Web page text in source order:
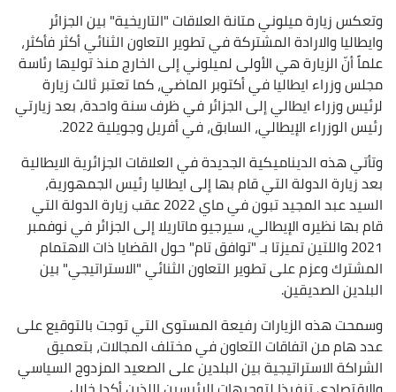
وتعكس زيارة ميلوني متانة العلاقات "التاريخية" بين الجزائر
وايطاليا والارادة المشتركة في تطوير التعاون الثنائي أكثر فأكثر،
علماً أنّ الزيارة هي الأولى لميلوني إلى الخارج منذ توليها رئاسة
مجلس وزراء ايطاليا في أكتوبر الماضي، كما تعتبر ثالث زيارة
لرئيس وزراء ايطالي إلى الجزائر في ظرف سنة واحدة، بعد زيارتي
رئيس الوزراء الإيطالي، السابق، في أفريل وجويلية 2022.
وتأتي هذه الديناميكية الجديدة في العلاقات الجزائرية الايطالية
بعد زيارة الدولة التي قام بها إلى ايطاليا رئيس الجمهورية،
السيد عبد المجيد تبون في ماي 2022 عقب زيارة الدولة التي
قام بها نظيره الإيطالي، سيرجيو ماتاريلا إلى الجزائر في نوفمبر
2021 واللتين تميزتا بـ "توافق تام" حول القضايا ذات الاهتمام
المشترك وعزم على تطوير التعاون الثنائي "الاستراتيجي" بين
البلدين الصديقين.
وسمحت هذه الزيارات رفيعة المستوى التي توجت بالتوقيع على
عدد هام من اتفاقات التعاون في مختلف المجالات، بتعميق
الشراكة الاستراتيجية بين البلدين على الصعيد المزدوج السياسي